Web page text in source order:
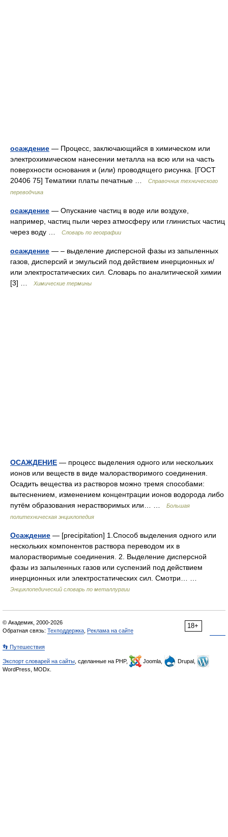
осаждение — Процесс, заключающийся в химическом или
электрохимическом нанесении металла на всю или на часть
поверхности основания и (или) проводящего рисунка. [ГОСТ
20406 75] Тематики платы печатные …
Справочник технического
переводчика
осаждение — Опускание частиц в воде или воздухе,
например, частиц пыли через атмосферу или глинистых частиц
через воду …
Словарь по географии
осаждение — – выделение дисперсной фазы из запыленных
газов, дисперсий и эмульсий под действием инерционных и/
или электростатических сил. Словарь по аналитической химии
[3] …
Химические термины
ОСАЖДЕНИЕ — процесс выделения одного или нескольких
ионов или веществ в виде малорастворимого соединения.
Осадить вещества из растворов можно тремя способами:
вытеснением, изменением концентрации ионов водорода либо
путём образования нерастворимых или… …
Большая
политехническая энциклопедия
Осаждение — [precipitation] 1.Способ выделения одного или
нескольких компонентов раствора переводом их в
малорастворимые соединения. 2. Выделение дисперсной
фазы из запыленных газов или суспензий под действием
инерционных или электростатических сил. Смотри… …
Энциклопедический словарь по металлургии
18+
© Академик, 2000-2026
Обратная связь: Техподдержка Реклама на сайте
👣 Путешествия
Экспорт словарей на сайты , сделанные на PHP, Joomla,
Drupal,
WordPress, MODx.